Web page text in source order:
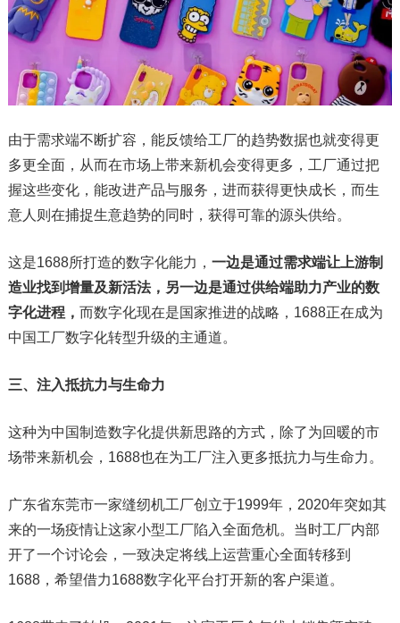
由于需求端不断扩容，能反馈给工厂的趋势数据也就变得更
多更全面，从而在市场上带来新机会变得更多，工厂通过把
握这些变化，能改进产品与服务，进而获得更快成长，而生
意人则在捕捉生意趋势的同时，获得可靠的源头供给。
这是1688所打造的数字化能力， 一边是通过需求端让上游制
造业找到增量及新活法，另一边是通过供给端助力产业的数
字化进程， 而数字化现在是国家推进的战略，1688正在成为
中国工厂数字化转型升级的主通道。
三、 注入抵抗力与生命力
这种为中国制造数字化提供新思路的方式，除了为回暖的市
场带来新机会，1688也在为工厂注入更多抵抗力与生命力。
广东省东莞市一家缝纫机工厂创立于1999年，2020年突如其
来的一场疫情让这家小型工厂陷入全面危机。当时工厂内部
开了一个讨论会，一致决定将线上运营重心全面转移到
1688，希望借力1688数字化平台打开新的客户渠道。